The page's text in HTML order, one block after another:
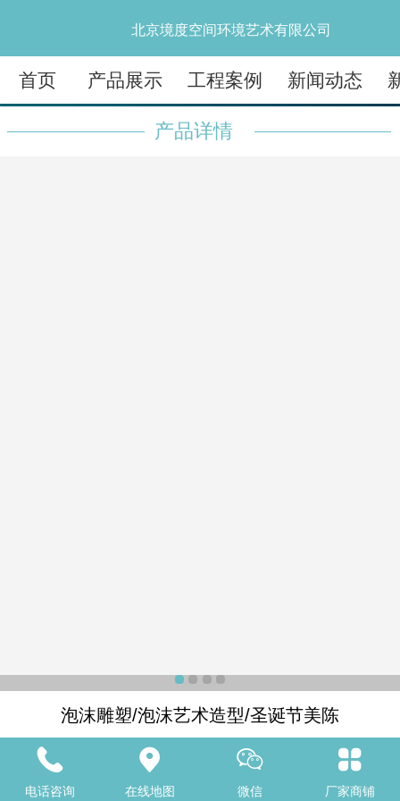
北京境度空间环境艺术有限公司
首页 产品展示 工程案例 新闻动态
产品详情
泡沫雕塑/泡沫艺术造型/圣诞节美陈
电话咨询 在线地图 微信 厂家商铺